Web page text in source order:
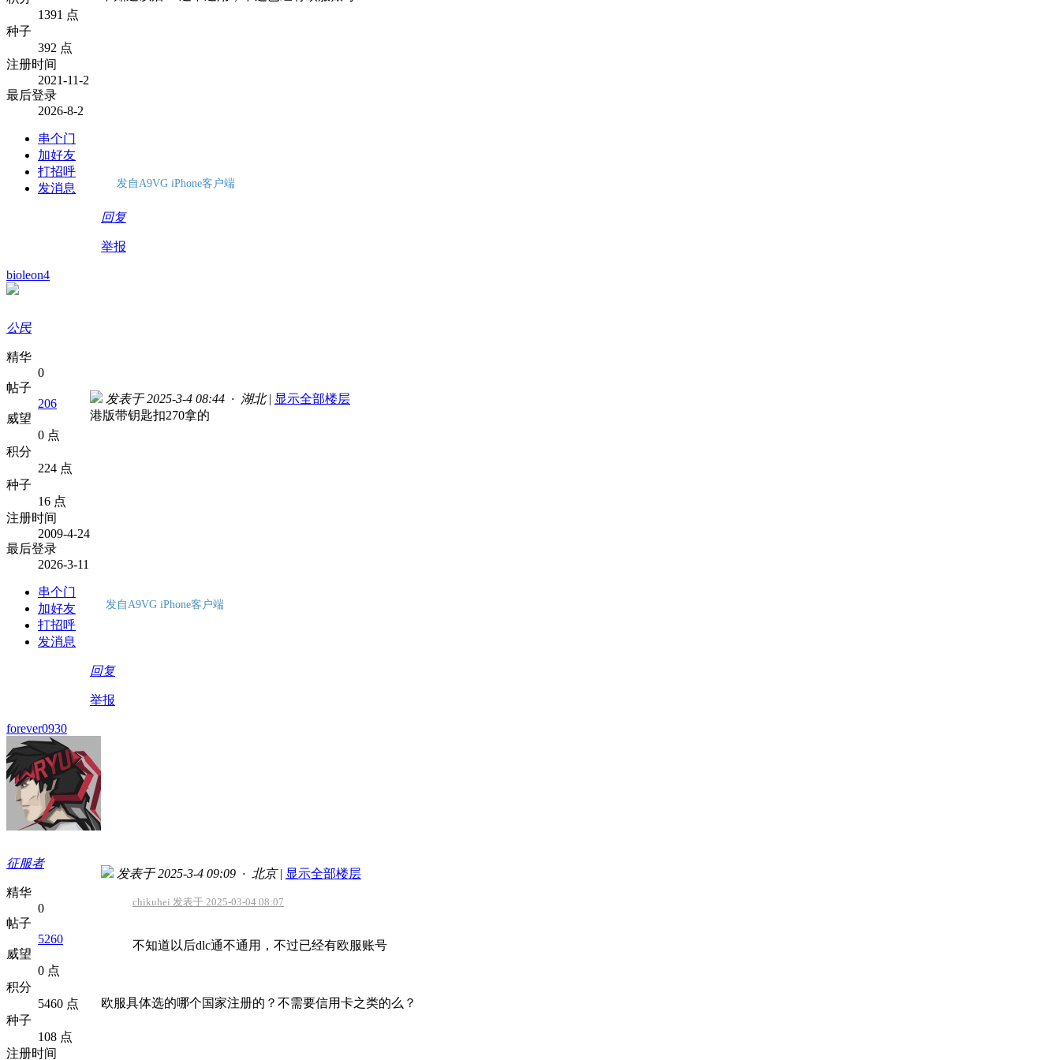
1391 点
种子
392 点
注册时间
2021-11-2
最后登录
2026-8-2
串个门
加好友
打招呼
发消息
发自A9VG iPhone客户端
回复
举报
bioleon4
公民
精华
0
帖子
206
威望
0 点
积分
224 点
种子
16 点
注册时间
2009-4-24
最后登录
2026-3-11
串个门
加好友
打招呼
发消息
发表于 2025-3-4 08:44 · 湖北 | 显示全部楼层
港版带钥匙扣270拿的
发自A9VG iPhone客户端
回复
举报
forever0930
征服者
精华
0
帖子
5260
威望
0 点
积分
5460 点
种子
108 点
注册时间
发表于 2025-3-4 09:09 · 北京 | 显示全部楼层
chikuhei 发表于 2025-03-04 08:07
不知道以后dlc通不通用，不过已经有欧服账号
欧服具体选的哪个国家注册的？不需要信用卡之类的么？